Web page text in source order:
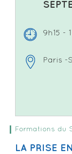
9h15 -
Paris -
Formations du
LA PRISE